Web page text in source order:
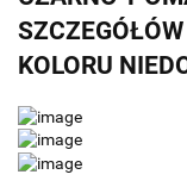
KOLORU